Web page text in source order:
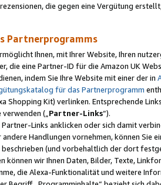
die gegen eine Vergütung
Partnerprogramms
Ihnen, mit Ihrer Website, Ihren
die eine Partner-ID für die Amazon UK
indem Sie Ihre Website mit einer der in
für das Partnerprogramm
Shopping Kit) verlinken. Entsprechende
(„ Partner-Links“).
Partner-Links anklicken oder sich damit
Handlungen vornehmen, können Sie
beschrieben (und vorbehaltlich der dort
können wir Ihnen Daten, Bilder, Texte,
die Alexa-Funktionalität und weitere